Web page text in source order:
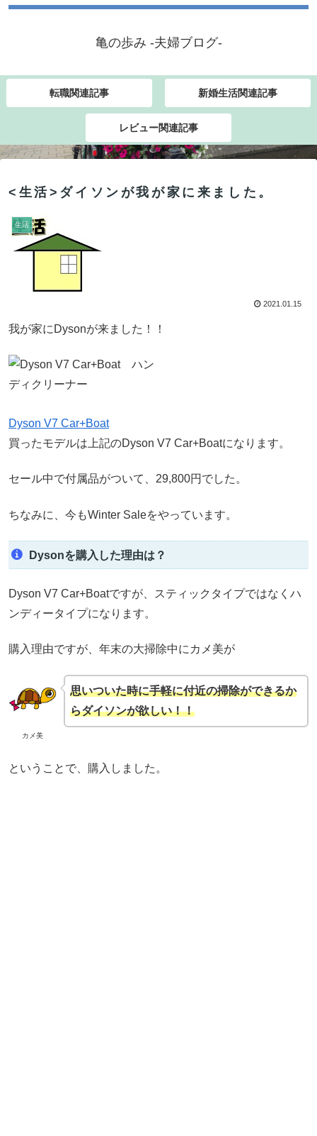
亀の歩み -夫婦ブログ-
転職関連記事 新婚生活関連記事
レビュー関連記事
<生活>ダイソンが我が家に来ました。
生活
2021.01.15
我が家にDysonが来ました！！
Dyson V7 Car+Boat
買ったモデルは上記のDyson V7 Car+Boatになります。
セール中で付属品がついて、29,800円でした。
ちなみに、今もWinter Saleをやっています。
Dysonを購入した理由は？
Dyson V7 Car+Boatですが、スティックタイプではなくハ
ンディータイプになります。
購入理由ですが、年末の大掃除中にカメ美が
カメ美
思いついた時に手軽に付近の掃除ができるか
らダイソンが欲しい！！
ということで、購入しました。